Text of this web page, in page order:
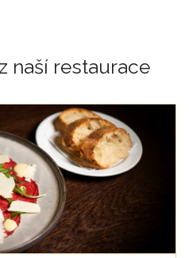
z naší restaurace